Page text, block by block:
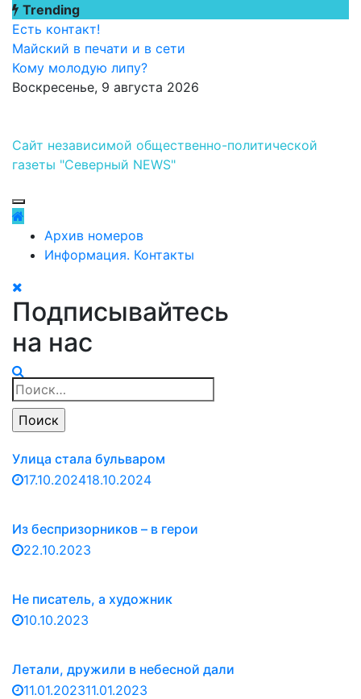
Перейти
содержимому
Trending
Есть контакт!
Майский в печати и в сети
Кому молодую липу?
Воскресенье, 9 августа 2026
Сайт независимой общественно-политической
газеты "Северный NEWS"
Архив номеров
Информация. Контакты
Подписывайтесь
на нас
Найти:
Улица стала бульваром
17.10.202418.10.2024
Из беспризорников – в герои
22.10.2023
Не писатель, а художник
10.10.2023
Летали, дружили в небесной дали
11.01.202311.01.2023